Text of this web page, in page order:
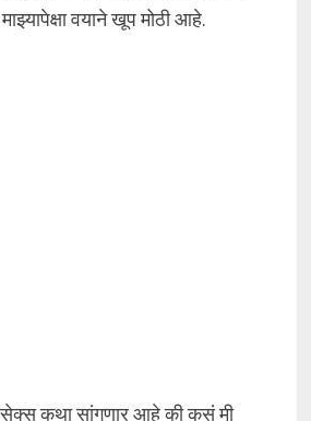
वयाने खूप मोठी आहे.
सेक्स कथा सांगणार आहे की कसं मी